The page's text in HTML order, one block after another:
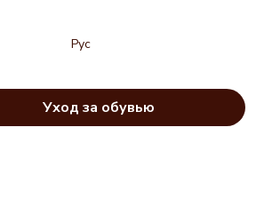
Рус
Уход за обувью